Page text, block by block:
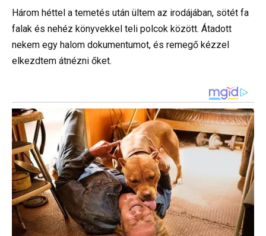
Három héttel a temetés után ültem az irodájában, sötét fa
falak és nehéz könyvekkel teli polcok között. Átadott
nekem egy halom dokumentumot, és remegő kézzel
elkezdtem átnézni őket.